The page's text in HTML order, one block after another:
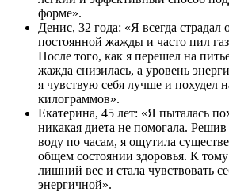
форме».
Денис, 32 года: «Я всегда
постоянной жажды и часто пил
После того, как я перешел на
жажда снизилась, а уровень
я чувствую себя лучше и похудел
килограммов».
Екатерина, 45 лет: «Я пыталась
никакая диета не помогала.
воду по часам, я ощутила
общем состоянии здоровья. К
лишний вес и стала чувствовать
энергичной».